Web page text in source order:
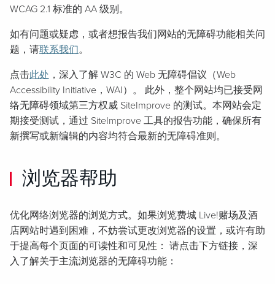
WCAG 2.1 标准的 AA 级别。
如有问题或疑虑，或者想报告我们网站的无障碍功能相关问
题，请联系我们。
点击此处 ，深入了解 W3C 的 Web 无障碍倡议（Web
Accessibility Initiative，WAI）。 此外，整个网站均已接受网
络无障碍领域第三方权威 SiteImprove 的测试。本网站会定
期接受测试，通过 SiteImprove 工具的报告功能，确保所有
新撰写或新编辑的内容均符合最新的无障碍准则。
浏览器帮助
优化网络浏览器的浏览方式。如果浏览费城 Live!赌场及酒
店网站时遇到困难，不妨尝试更改浏览器的设置，或许有助
于提高每个页面的可读性和可见性： 请点击下方链接，深
入了解关于主流浏览器的无障碍功能：